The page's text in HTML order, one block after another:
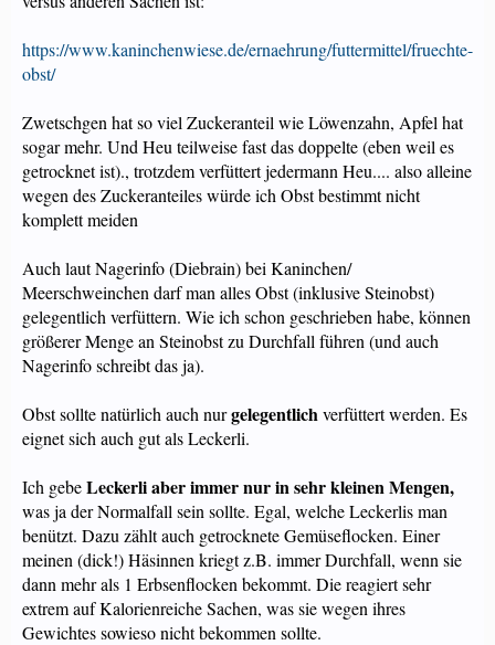
https://www.kaninchenwiese.de/ernaehrung/futtermittel/fruechte-
obst/
Zwetschgen hat so viel Zuckeranteil wie Löwenzahn, Apfel hat
sogar mehr. Und Heu teilweise fast das doppelte (eben weil es
getrocknet ist)., trotzdem verfüttert jedermann Heu.... also alleine
wegen des Zuckeranteiles würde ich Obst bestimmt nicht
komplett meiden
Auch laut Nagerinfo (Diebrain) bei Kaninchen/
Meerschweinchen darf man alles Obst (inklusive Steinobst)
gelegentlich verfüttern. Wie ich schon geschrieben habe, können
größerer Menge an Steinobst zu Durchfall führen (und auch
Nagerinfo schreibt das ja).
Obst sollte natürlich auch nurgelegentlichverfüttert werden. Es
eignet sich auch gut als Leckerli.
Ich gebeLeckerli aber immer nur in sehr kleinen Mengen,
was ja der Normalfall sein sollte. Egal, welche Leckerlis man
benützt. Dazu zählt auch getrocknete Gemüseflocken. Einer
meinen (dick!) Häsinnen kriegt z.B. immer Durchfall, wenn sie
dann mehr als 1 Erbsenflocken bekommt. Die reagiert sehr
extrem auf Kalorienreiche Sachen, was sie wegen ihres
Gewichtes sowieso nicht bekommen sollte.